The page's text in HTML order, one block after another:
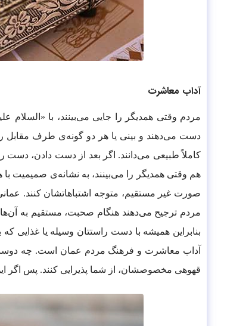
آداب معاشرت
مردم وقتی همدیگر را جایی می‌بینند، با
کاملاً طبیعی می‌دانند. اگر بعد از دست دادن، دست
صورت غیر مستقیم، متوجه اشتباهاتشان کنند.
مردم ترجیح می‌دهند هنگام صحبت، مستقیم به
آداب معاشرت و فرهنگ مردم عمان است. چه دوست
قهوه‎ی مخصوصشان، از شما پذیرایی کنند. پس اگر این اتفاق برایتان افتاد، جای تعجب ندارد و بهتر است دعوتشان را رد نکنید؛ چون بی‎ادبی به شمار می‎رود.